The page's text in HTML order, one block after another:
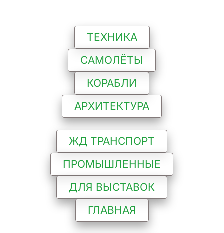
ТЕХНИКА
САМОЛЁТЫ
КОРАБЛИ
АРХИТЕКТУРА
ЖД ТРАНСПОРТ
ПРОМЫШЛЕННЫЕ
ДЛЯ ВЫСТАВОК
ГЛАВНАЯ